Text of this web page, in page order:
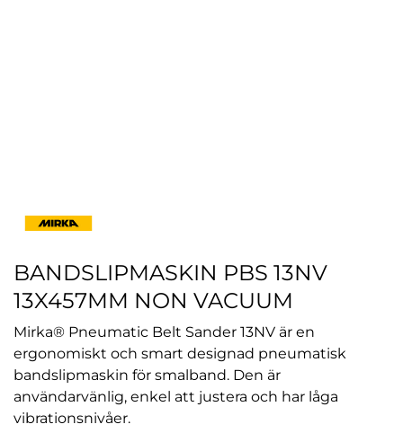
BANDSLIPMASKIN PBS 13NV
13X457MM NON VACUUM
Mirka® Pneumatic Belt Sander 13NV är en
ergonomiskt och smart designad pneumatisk
bandslipmaskin för smalband. Den är
användarvänlig, enkel att justera och har låga
vibrationsnivåer.